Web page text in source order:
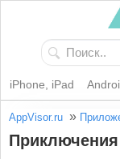
iPhone, iPad
AppVisor.ru »